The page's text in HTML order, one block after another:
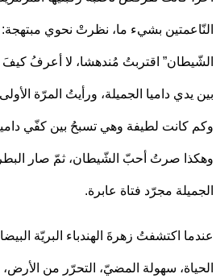
بشيء ما، نظرتْ نحوي مبتهجة:
اقتربتُ مُندهشا، لا أعرفُ كيفَ
داميا الجميلة، ورأيتُ المرّة الأولى
كانت لطيفة وهي تسبحُ بين كفّي داميا،
صرتُ أحبّ الشّيطان، ثمّ صار البطريق
مجرّد فتاة عابرة.
اكتشفتُ زهرةَ الهندباء البريّة
سهولة المضيّ، التحرّر من الأرض، رفض